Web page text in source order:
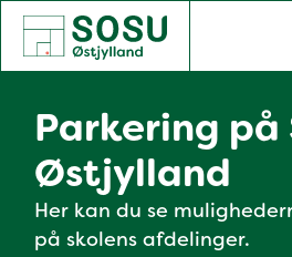
SOSU Østjylland | Gør dig
Parkering på
Østjylland
Her kan du se
på skolens afdelinger.